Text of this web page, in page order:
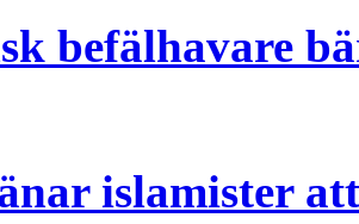
befälhavare
islamister